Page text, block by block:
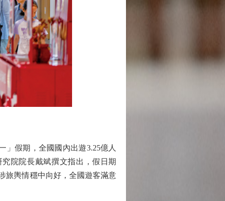
假期，全國國內出遊3.25億人
院院長戴斌撰文指出，假日期
旅輿情穩中向好，全國遊客滿意